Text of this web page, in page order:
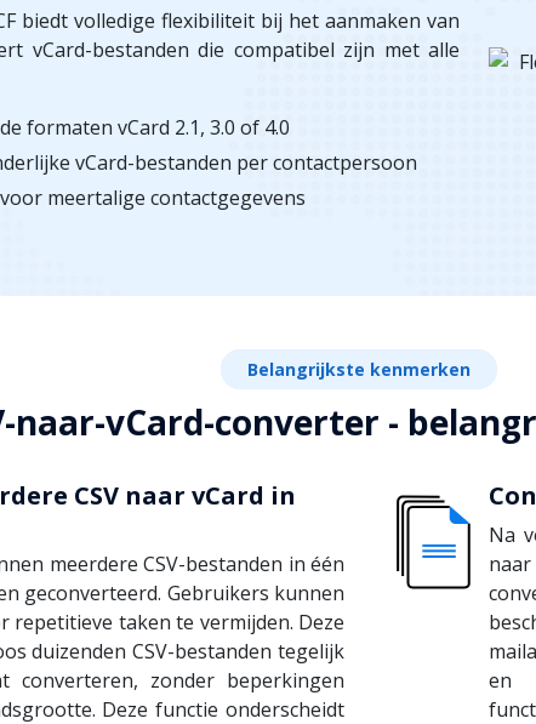
biedt volledige flexibiliteit bij het aanmaken van
vCard-bestanden die compatibel zijn met alle
formaten vCard 2.1, 3.0 of 4.0
vCard-bestanden per contactpersoon
meertalige contactgegevens
Belangrijkste kenmerken
naar-vCard-converter -
CSV naar vCard in
meerdere CSV-bestanden in één
geconverteerd. Gebruikers kunnen
repetitieve taken te vermijden. Deze
duizenden CSV-bestanden tegelijk
converteren, zonder beperkingen
Deze functie onderscheidt
Na
en